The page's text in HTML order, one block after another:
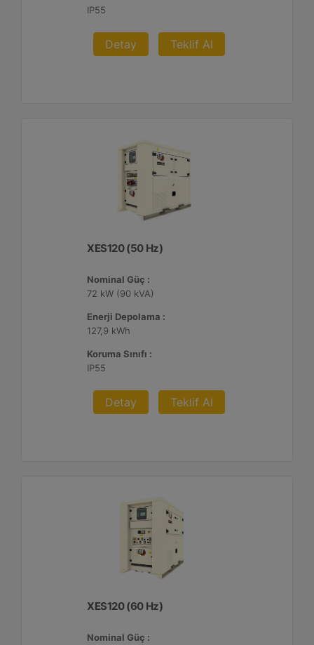
IP55
Detay Teklif Al
XES120 (50 Hz)
Nominal Güç :
72 kW (90 kVA)
Enerji Depolama :
127,9 kWh
Koruma Sınıfı :
IP55
Detay Teklif Al
XES120 (60 Hz)
Nominal Güç :